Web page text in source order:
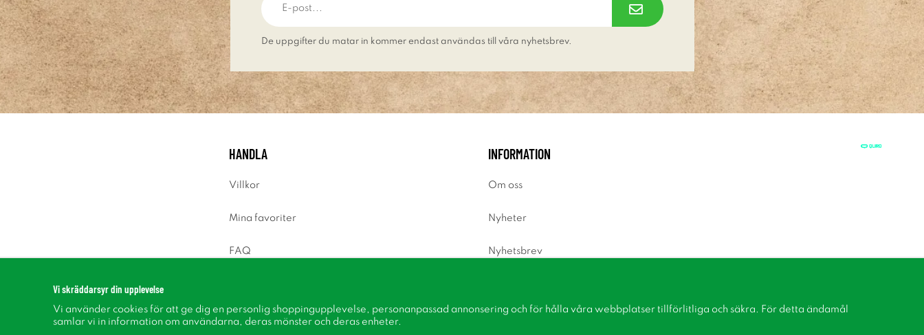
De uppgifter du matar in kommer endast användas till våra nyhetsbrev.
HANDLA
Villkor
Mina favoriter
FAQ
INFORMATION
Om oss
Nyheter
Nyhetsbrev
Inspiration
Vi skräddarsyr din upplevelse
Vi använder cookies för att ge dig en personlig shoppingupplevelse, personanpassad annonsering och för hålla våra webbplatser tillförlitliga och säkra. För detta ändamål
samlar vi in information om användarna, deras mönster och deras enheter.